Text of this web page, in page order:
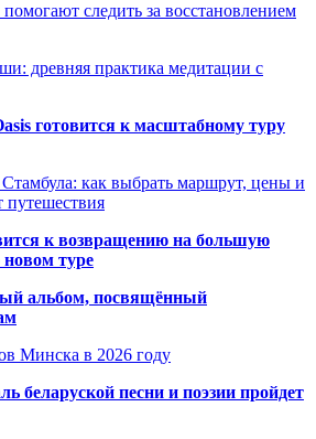
следить за восстановлением
древняя практика медитации с
готовится к масштабному туру
как выбрать маршрут, цены и
путешествия
к возвращению на большую
новом туре
альбом, посвящённый
Минска в 2026 году
беларуской песни и поэзии пройдет